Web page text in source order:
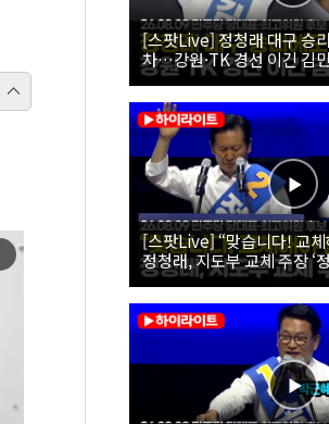
[스팟Live] 정청래 대구 승
차…강원·TK 경선 이긴 김
26.08.09 더불어민주당 당
보 대구·경북 합동연설회
[스팟Live] “맞습니다! 교
정청래, 지도부 교체 주장 ‘
26.08.09 더불어민주당 당
보 대구·경북 합동연설회